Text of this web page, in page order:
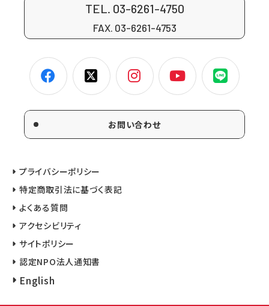
TEL. 03-6261-4750
FAX. 03-6261-4753
お問い合わせ
プライバシーポリシー
特定商取引法に基づく表記
よくある質問
アクセシビリティ
サイトポリシー
認定NPO法人通知書
English